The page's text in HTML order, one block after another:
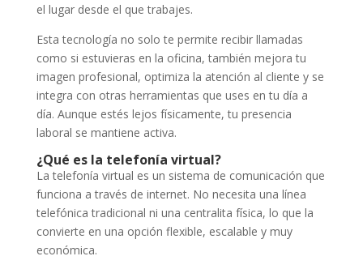
el lugar desde el que trabajes.
Esta tecnología no solo te permite recibir llamadas
como si estuvieras en la oficina, también mejora tu
imagen profesional, optimiza la atención al cliente y se
integra con otras herramientas que uses en tu día a
día. Aunque estés lejos físicamente, tu presencia
laboral se mantiene activa.
¿Qué es la telefonía virtual?
La telefonía virtual es un sistema de comunicación que
funciona a través de internet. No necesita una línea
telefónica tradicional ni una centralita física, lo que la
convierte en una opción flexible, escalable y muy
económica.